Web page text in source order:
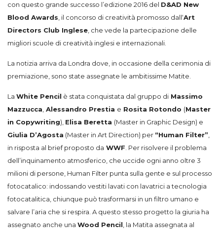
con questo grande successo l’edizione 2016 del D&AD New
Blood Awards , il concorso di creatività promosso dall‘Art
Directors Club Inglese , che vede la partecipazione delle
migliori scuole di creatività inglesi e internazionali.
La notizia arriva da Londra dove, in occasione della cerimonia di
premiazione, sono state assegnate le ambitissime Matite.
La White Pencil è stata conquistata dal gruppo di Massimo
Mazzucca Alessandro Prestia e Rosita Rotondo (Master
in Copywriting), Elisa Beretta (Master in Graphic Design) e
Giulia D’Agosta (Master in Art Direction) per “Human Filter”
in risposta al brief proposto da WWF . Per risolvere il problema
dell’inquinamento atmosferico, che uccide ogni anno oltre 3
milioni di persone, Human Filter punta sulla gente e sul processo
fotocatalico: indossando vestiti lavati con lavatrici a tecnologia
fotocatalitica , chiunque puòtrasformarsi in un filtro umano e
salvare l’aria che si respira. A questo stesso progetto la giuria ha
assegnato anche una Wood Pencil , la Matita assegnata al